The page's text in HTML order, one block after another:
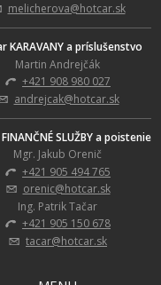
melicherova@hotcar.sk
KARAVANY a príslušenstvo
Martin Andrejčák
+421 908 980 027
andrejcak@hotcar.sk
SLUŽBY a poistenie
Mgr. Jakub Orenič
+421 905 494 765
orenic@hotcar.sk
Ing. Patrik Tačar
+421 905 150 678
tacar@hotcar.sk